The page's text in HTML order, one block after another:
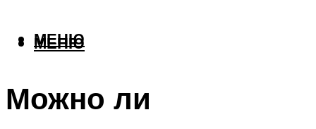
МЕНЮ
МЕНЮ
Можно ли